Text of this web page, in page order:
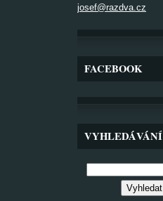
josef@razdva.cz
FACEBOOK
VYHLEDÁVÁNÍ